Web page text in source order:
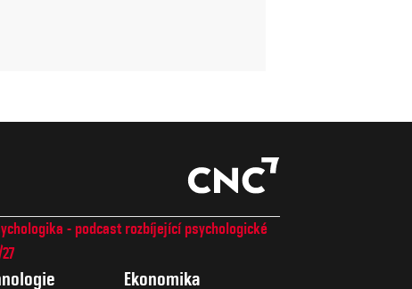
- podcast rozbíjející psychologické
Ekonomika